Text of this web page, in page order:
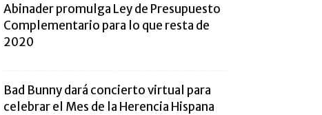
Abinader promulga Ley de Presupuesto
Complementario para lo que resta de
2020
Bad Bunny dará concierto virtual para
celebrar el Mes de la Herencia Hispana